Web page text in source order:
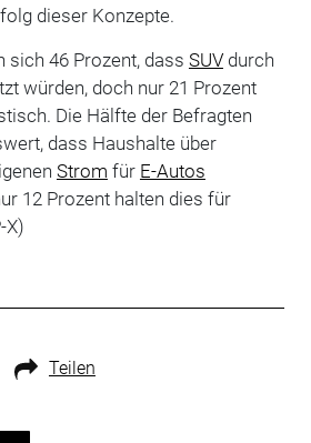
dieser Konzepte.
sich 46 Prozent, dass SUVdurch
würden, doch nur 21 Prozent
Die Hälfte der Befragten
dass Haushalte über
Strom für E-Autos
12 Prozent halten dies für
X)
Teilen